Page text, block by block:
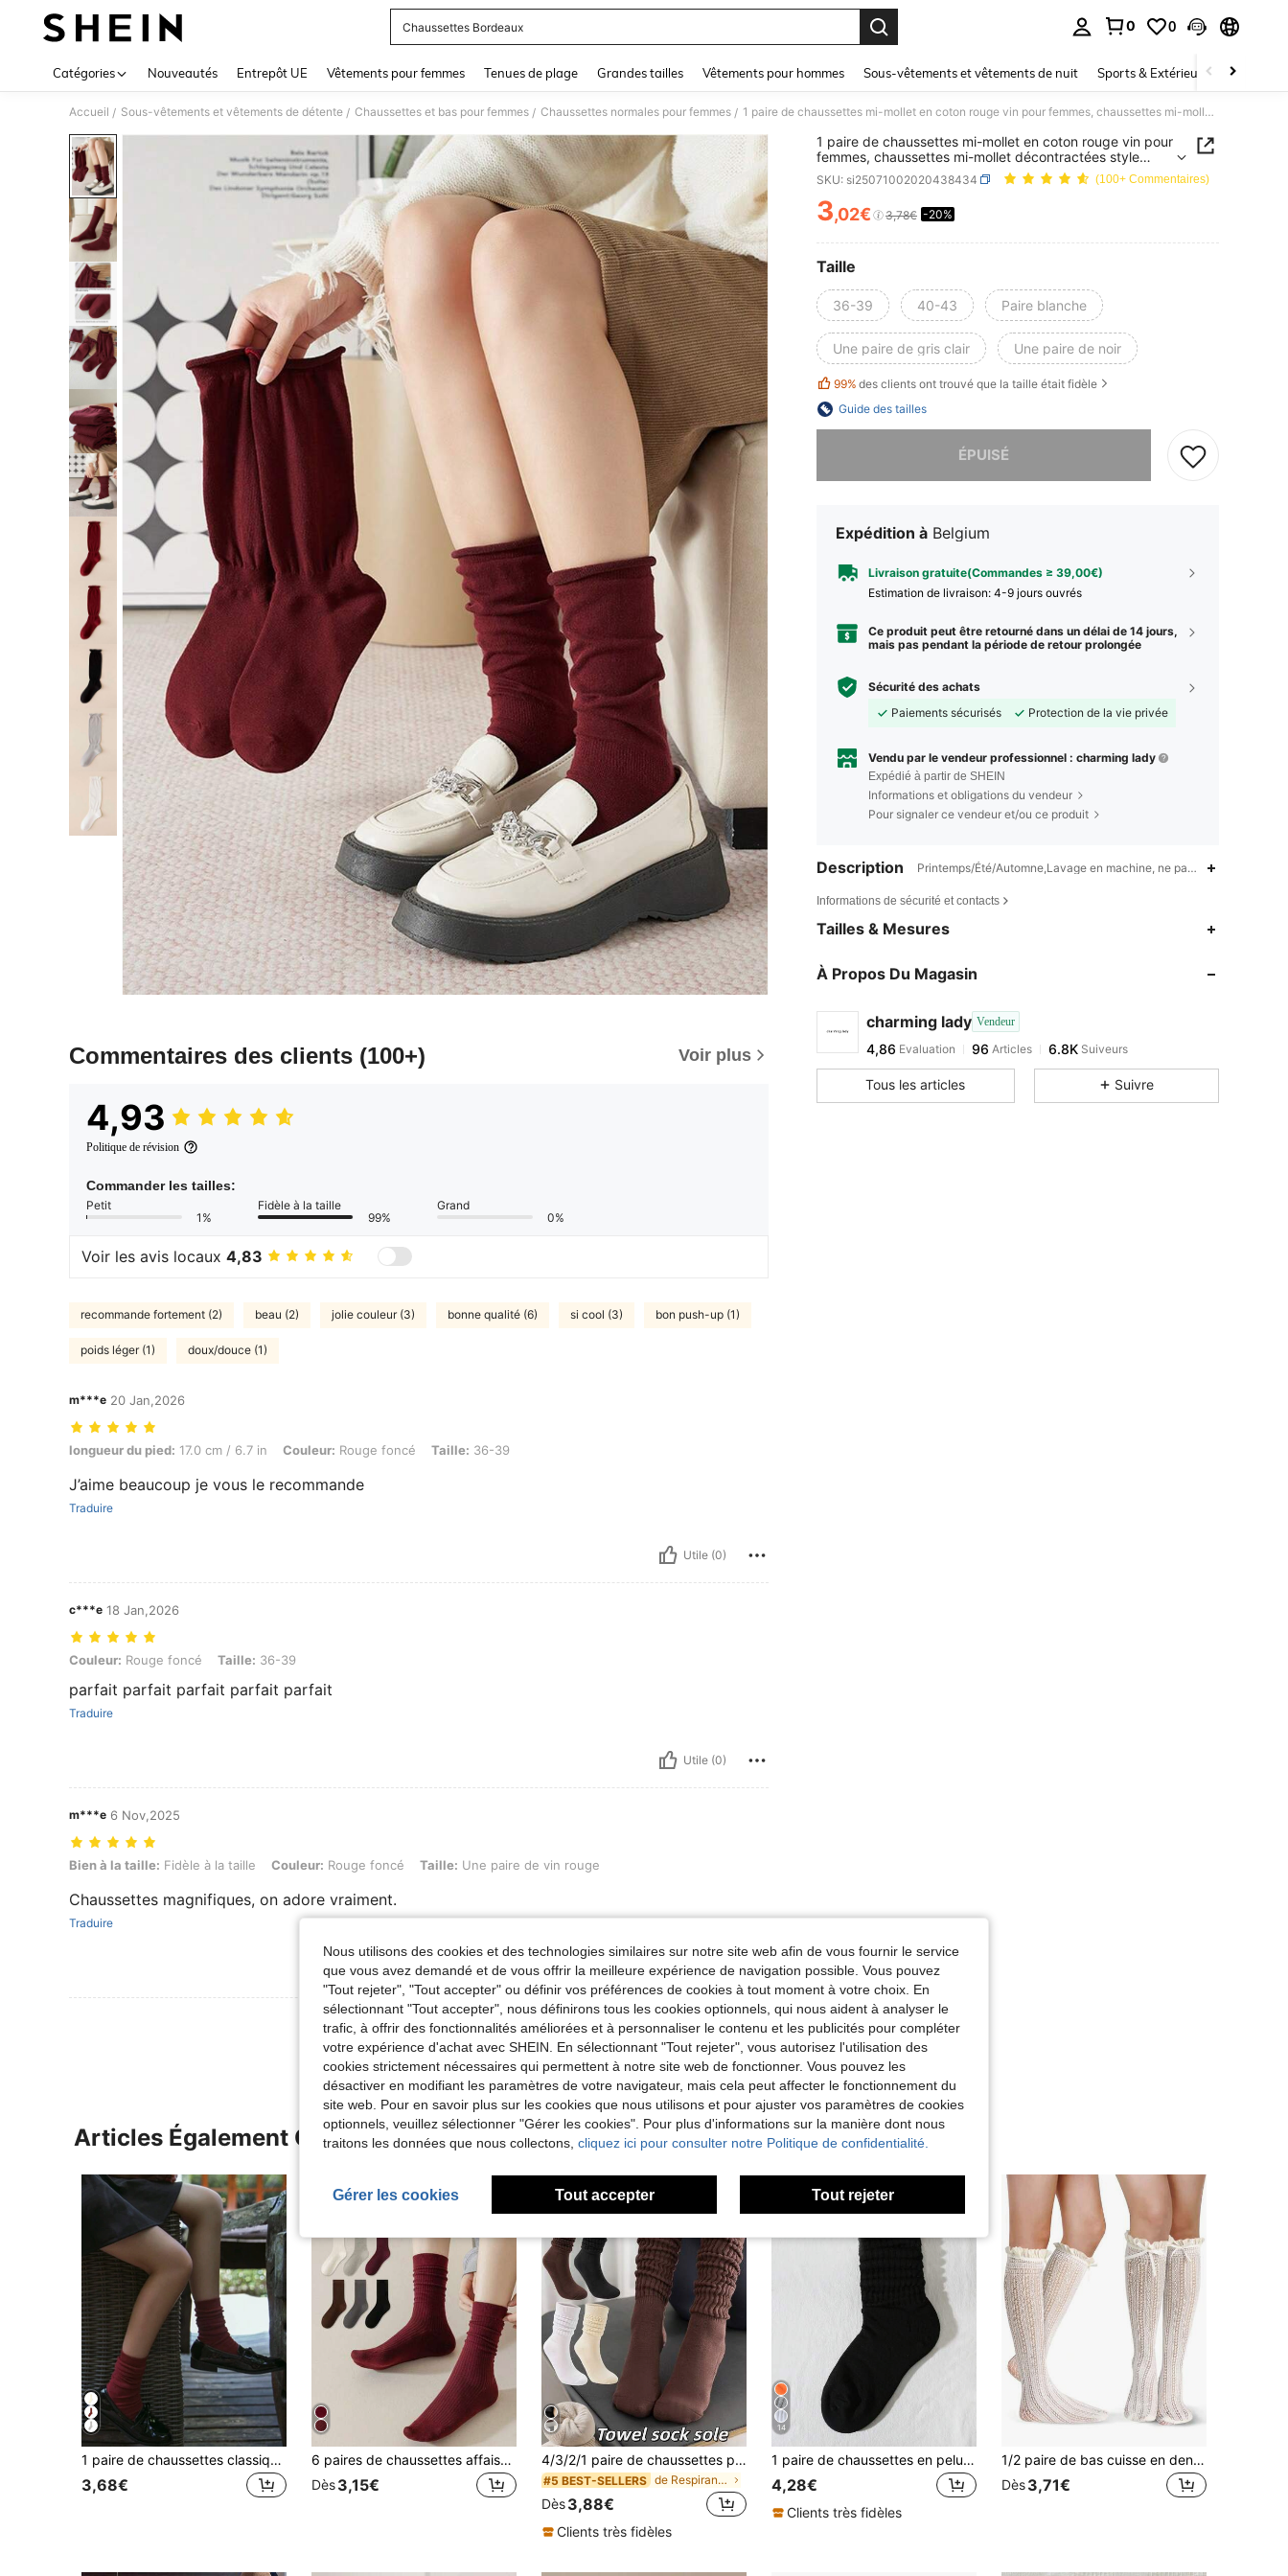
Chaussettes Bordeaux
0 0
Catégories Nouveautés Entrepôt UE Vêtements pour femmes Tenues de plage Grandes tailles Vêtements pour hommes Sous-vêtements et vêtements de nuit Sports & Extérieur Enfants
Accueil / Sous-vêtements et vêtements de détente / Chaussettes et bas pour femmes / Chaussettes normales pour femmes / 1 paire de chaussettes mi-mollet en coton rouge vin pour femmes, chaussettes mi-mollet décontractées style japonais rétro à revers mode, convenant pour le printemps, l'été et l'automne
Commentaires des clients (100+) Voir plus
4,93
Politique de révision
Commander les tailles:
Petit
1%
Fidèle à la taille
99%
Grand
0%
Voir les avis locaux 4,83
recommande fortement (2) beau (2) jolie couleur (3) bonne qualité (6) si cool (3) bon push-up (1)
poids léger (1) doux/douce (1)
m***e 20 Jan,2026
longueur du pied: 17.0 cm / 6.7 in, Couleur: Rouge foncé, Taille: 36-39
longueur du pied: 17.0 cm / 6.7 in Couleur: Rouge foncé Taille: 36-39
J’aime beaucoup je vous le recommande
Traduire
Utile (0)
c***e 18 Jan,2026
Couleur: Rouge foncé, Taille: 36-39
Couleur: Rouge foncé Taille: 36-39
parfait parfait parfait parfait parfait
Traduire
Utile (0)
m***e 6 Nov,2025
Bien à la taille: Fidèle à la taille, Couleur: Rouge foncé, Taille: Une paire de vin rouge
Bien à la taille: Fidèle à la taille Couleur: Rouge foncé Taille: Une paire de vin rouge
Chaussettes magnifiques, on adore vraiment.
Traduire
Utile (0)
Voir Plus D'avis
1 paire de chaussettes mi-mollet en coton rouge vin pour
femmes, chaussettes mi-mollet décontractées style
japonais rétro à revers mode, convenant pour le
printemps, l'été et l'automne
SKU: si25071002020438434 (100+ Commentaires)
PRICE AND AVAILABILITY
3,02€ 3,78€ -20%
Taille
36-39 40-43 Paire blanche
Une paire de gris clair Une paire de noir
99% des clients ont trouvé que la taille était fidèle
Guide des tailles
ÉPUISÉ
Expédition à Belgium
Livraison gratuite(Commandes ≥ 39,00€)
Estimation de livraison: 4-9 jours ouvrés
Ce produit peut être retourné dans un délai de 14 jours,
mais pas pendant la période de retour prolongée
Sécurité des achats
Paiements sécurisés
Protection de la vie privée
Vendu par le vendeur professionnel : charming lady
Expédié à partir de SHEIN
Informations et obligations du vendeur
Pour signaler ce vendeur et/ou ce produit
Description Printemps/Été/Automne,Lavage en machine, ne pas laver à sec,20%
Informations de sécurité et contacts
Tailles & Mesures
À Propos Du Magasin
charming lady Vendeur
4,86 Evaluation 96 Articles 6.8K Suiveurs
Tous les articles Suivre
Articles Également Consultés
1 paire de chaussettes classiques unies en peluche pour femmes, chaussettes polyvalentes pour toutes les saisons, automne
3,68€
6 paires de chaussettes affaissées à rayures verticales de couleur unie, chaussettes mi-mollet polyvalentes et assorties pour femmes, 1/3/5/6/10 paires
Dès3,15€
4/3/2/1 paire de chaussettes pour femmes automne hiver, épaisses avec doublure thermique, hauteur genou, en éponge, chaudes et moelleuses, mi-mollet, au-dessus du genou, côtelées, amples, pour yoga et pilates, antidérapantes
#5 BEST-SELLERS de Respirant Chaussettes d'équipage pour femmes
Dès3,88€
Clients très fidèles
14
1 paire de chaussettes en peluche de style coréen pour femmes, printemps/été. Chaussettes hautes jusqu'au genou de couleur unie, convenant pour le sport, le style collégial/lolita/simple, toutes saisons. (Hors planche à chaussettes), chaussettes d'automne
4,28€
Clients très fidèles
1/2 paire de bas cuisse en dentelle pour femmes, bas cuisse plissés pour filles, bas résille noir et blanc
Dès3,71€
Nous utilisons des cookies et des technologies similaires sur notre site web afin de vous fournir le service
que vous avez demandé et de vous offrir la meilleure expérience de navigation possible. Vous pouvez
"Tout rejeter", "Tout accepter" ou définir vos préférences de cookies à tout moment à votre choix. En
sélectionnant "Tout accepter", nous définirons tous les cookies optionnels, qui nous aident à analyser le
trafic, à offrir des fonctionnalités améliorées et à personnaliser le contenu et les publicités pour compléter
votre expérience d'achat avec SHEIN. En sélectionnant "Tout rejeter", vous autorisez l'utilisation des
cookies strictement nécessaires qui permettent à notre site web de fonctionner. Vous pouvez les
désactiver en modifiant les paramètres de votre navigateur, mais cela peut affecter le fonctionnement du
site web. Pour en savoir plus sur les cookies que nous utilisons et pour ajuster vos paramètres de cookies
optionnels, veuillez sélectionner "Gérer les cookies". Pour plus d'informations sur la manière dont nous
traitons les données que nous collectons, cliquez ici pour consulter notre Politique de confidentialité.
Gérer les cookies Tout accepter Tout rejeter